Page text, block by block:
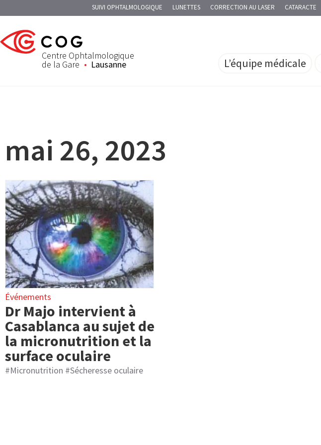
SUIVI OPHTALMOLOGIQUE LUNETTES CORRECTION AU LASER CATARACTE
Centre Ophtalmologique
de la Gare Lausanne L’équipe médicale
mai 26, 2023
Événements
Dr Majo intervient à
Casablanca au sujet de
la micronutrition et la
surface oculaire
#Micronutrition #Sécheresse oculaire